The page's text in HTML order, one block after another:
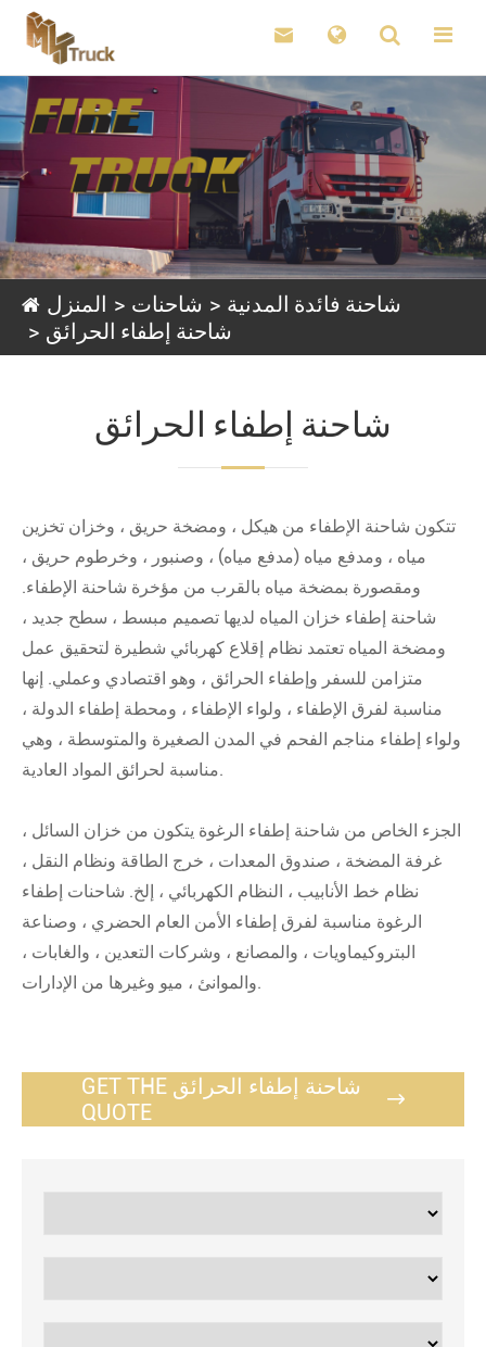

المنزل شاحنات
شاحنة فائدة المدنية
شاحنة إطفاء الحرائق
شاحنة إطفاء الحرائق
تتكون شاحنة الإطفاء من هيكل ، ومضخة حريق ، وخزان تخزين
مياه ، ومدفع مياه (مدفع مياه) ، وصنبور ، وخرطوم حريق ،
ومقصورة بمضخة مياه بالقرب من مؤخرة شاحنة الإطفاء.
شاحنة إطفاء خزان المياه لديها تصميم مبسط ، سطح جديد ،
ومضخة المياه تعتمد نظام إقلاع كهربائي شطيرة لتحقيق عمل
متزامن للسفر وإطفاء الحرائق ، وهو اقتصادي وعملي. إنها
مناسبة لفرق الإطفاء ، ولواء الإطفاء ، ومحطة إطفاء الدولة ،
ولواء إطفاء مناجم الفحم في المدن الصغيرة والمتوسطة ، وهي
مناسبة لحرائق المواد العادية.
الجزء الخاص من شاحنة إطفاء الرغوة يتكون من خزان السائل ،
غرفة المضخة ، صندوق المعدات ، خرج الطاقة ونظام النقل ،
نظام خط الأنابيب ، النظام الكهربائي ، إلخ. شاحنات إطفاء
الرغوة مناسبة لفرق إطفاء الأمن العام الحضري ، وصناعة
البتروكيماويات ، والمصانع ، وشركات التعدين ، والغابات ،
والموانئ ، ميو وغيرها من الإدارات.
GET THE شاحنة إطفاء الحرائق
QUOTE
